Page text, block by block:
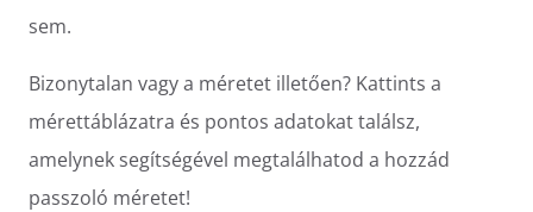
sem.
Bizonytalan vagy a méretet illetően? Kattints a
mérettáblázatra és pontos adatokat találsz,
amelynek segítségével megtalálhatod a hozzád
passzoló méretet!